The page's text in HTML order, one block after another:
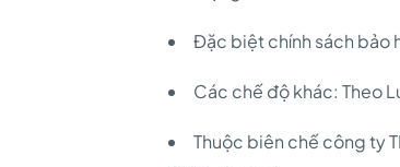
Đặc biệt chính sách bảo
Các chế độ khác: Theo
Thuộc biên chế công ty